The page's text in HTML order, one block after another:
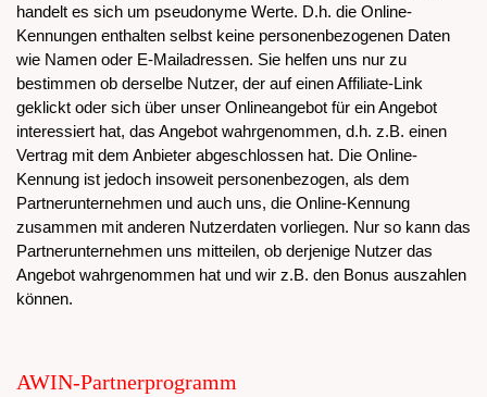
handelt es sich um pseudonyme Werte. D.h. die Online-
Kennungen enthalten selbst keine personenbezogenen Daten
wie Namen oder E-Mailadressen. Sie helfen uns nur zu
bestimmen ob derselbe Nutzer, der auf einen Affiliate-Link
geklickt oder sich über unser Onlineangebot für ein Angebot
interessiert hat, das Angebot wahrgenommen, d.h. z.B. einen
Vertrag mit dem Anbieter abgeschlossen hat. Die Online-
Kennung ist jedoch insoweit personenbezogen, als dem
Partnerunternehmen und auch uns, die Online-Kennung
zusammen mit anderen Nutzerdaten vorliegen. Nur so kann das
Partnerunternehmen uns mitteilen, ob derjenige Nutzer das
Angebot wahrgenommen hat und wir z.B. den Bonus auszahlen
können.
AWIN-Partnerprogramm